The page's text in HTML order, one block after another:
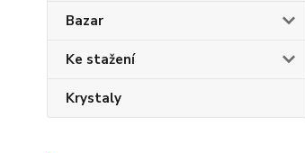
Bazar
Ke stažení
Krystaly